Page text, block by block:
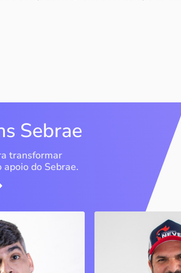
Sebrae
transformar
do Sebrae.
Criatório
Sobrália / MG